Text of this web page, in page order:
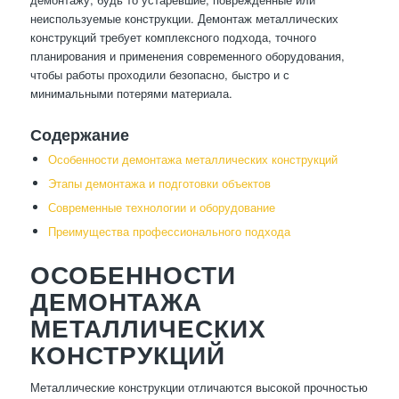
неиспользуемые конструкции. Демонтаж металлических
конструкций требует комплексного подхода, точного
планирования и применения современного оборудования,
чтобы работы проходили безопасно, быстро и с
минимальными потерями материала.
Содержание
Особенности демонтажа металлических конструкций
Этапы демонтажа и подготовки объектов
Современные технологии и оборудование
Преимущества профессионального подхода
ОСОБЕННОСТИ
ДЕМОНТАЖА
МЕТАЛЛИЧЕСКИХ
КОНСТРУКЦИЙ
Металлические конструкции отличаются высокой прочностью